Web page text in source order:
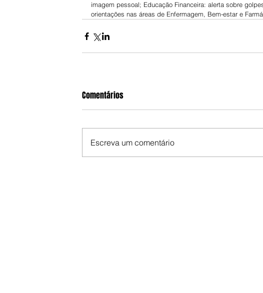
imagem pessoal; Educação Financeira: alerta sobre
orientações nas áreas de Enfermagem, Bem-estar e
Comentários
Escreva um comentário